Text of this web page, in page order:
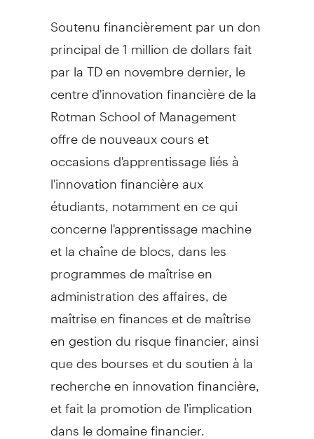
Soutenu financièrement par un don
principal de 1 million de dollars fait
par la TD en novembre dernier, le
centre d'innovation financière de la
Rotman Schoolof Management
offre de nouveaux cours et
occasions d'apprentissage liés à
l'innovation financière aux
étudiants, notamment en ce qui
concerne l'apprentissage machine
et la chaîne de blocs, dans les
programmes de maîtrise en
administration des affaires, de
maîtrise en finances et de maîtrise
en gestion du risque financier, ainsi
que des bourses et du soutien à la
recherche en innovation financière,
et fait la promotion de l'implication
dans le domaine financier.